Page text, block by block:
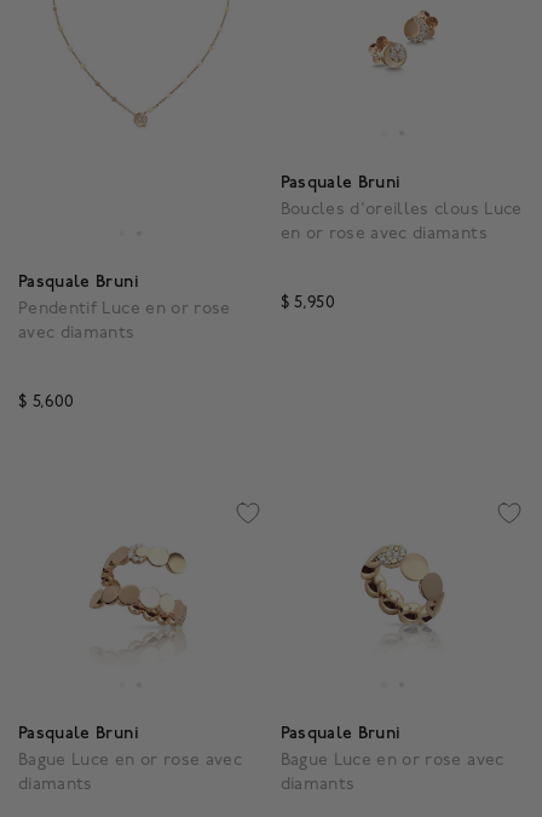
Pasquale Bruni
Pendentif Luce en or rose
avec diamants
$ 5,600
Pasquale Bruni
Boucles d'oreilles clous Luce
en or rose avec diamants
$ 5,950
Pasquale Bruni
Bague Luce en or rose avec
diamants
Pasquale Bruni
Bague Luce en or rose avec
diamants